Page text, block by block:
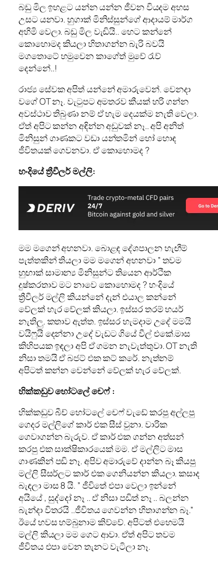
බඩු මිල ඉහළට යන්න යන්න ජීවන වියදම අහස
උසට යනවා. හුගාක් මිනිස්සුන්ගේ ආදායම් මාර්ග
අහිමි වෙලා. බඩු මිල වැඩියි.. හෙට කන්නේ
කොහොමද කියලා හිතාගන්න බැරි බවයි
මගතොටේ හමුවෙන කාගේත් මුවේ රැව්
දෙන්නේ..!
රාජ්‍ය සේවක අපිත් යන්නේ අමාරුවෙන්. වෙනදා
වගේ OT නෑ. වැටුපට අමතරව කීයක් හරි ගන්න
අවස්ථාව තිබුණා නම් ඒ හැම දෙයක්ම නැති වෙලා.
ඒත් අපිට කන්න අඳින්න අඩුවක් නෑ.. අපි අනිත්
මිනිසුන් ගාණකට වඩා යන්තමින් හෝ හොඳ
ජීවිතයක් ගෙවනවා. ඒ කොහොමද ?
හංදියේ ත්‍රීවීලර් මල්ලි:
මම මගෙන් අහනවා. බොළඳ දේශපාලන හැඟීම්
පැත්තකින් තියලා මම මගෙන් අහනවා ” තවම
හුඟාක් සාමාන්‍ය මිනිසුන්ට තියෙන ආර්ථික
දුෂ්කරතාව මට නාවෙ කොහොමද ? හංදියේ
ත්‍රීවීලර් මල්ලි කියන්නේ දැන් එයාල කන්නේ
වේලක් හැර වේලක් කියලා. ඉස්සර තරම් හයර්
නැතිලු. කතාව ඇත්ත. ඉස්සර හැමදාම උදේ මමයි
වයිෆුයි දෙන්නා උදේ වැඩට ගියේ වීල් එකේ.මාස
කිහිපයක ඉඳලා අපි ඒ ගමන නැවැත්තුවා. OT නැති
නිසා තමයි ඒ බජට් එක කට් කරේ. නැත්නම්
අපිටත් කන්න වෙන්නේ වේලක් හැර වේලක්.
හික්කඩුව හෝටලේ චෙෆ් :
හික්කඩුව බීච් හෝටලේ චෙෆ් වැඩේ කරපු අල්ලපු
ගෙදර මල්ලිගේ කාර් එක සීස් වුනා. වාරික
ගෙවාගන්න බැරුව. ඒ කාර් එක ගන්න අත්සන්
කරපු එක සාක්ෂිකාරයෙක් මම. ඒ මල්ලිට මාස
ගාණකින් පඩි නෑ. අපිව අමාරුවේ දාන්න බෑ කියපු
මල්ලි සීසර්ලට කාර් එක ගෙනියන්න කියලා. කසාද
බැඳලා මාස 8 යි. ” ජීවිතේ එපා වෙලා ඉන්නේ
අයියේ , සුද්දෝ නෑ .. ඒ නිසා පඩිත් නෑ .. බලන්න
බැන්දා විතරයි ..ජීවිතය ගෙවන්න හිතාගන්න බෑ.”
ඊයේ හවස හම්බුනාම කිව්වේ. අපිටත් එහෙමයි
මල්ලි කියලා මම ගෙට ආවා. ඒත් අපිට තවම
ජීවිතය එපා වෙන තැනට වැටිලා නෑ.